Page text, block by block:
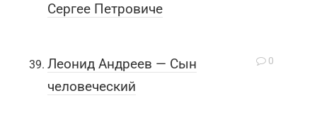
Сергее Петровиче
0
Леонид Андреев — Сын
человеческий